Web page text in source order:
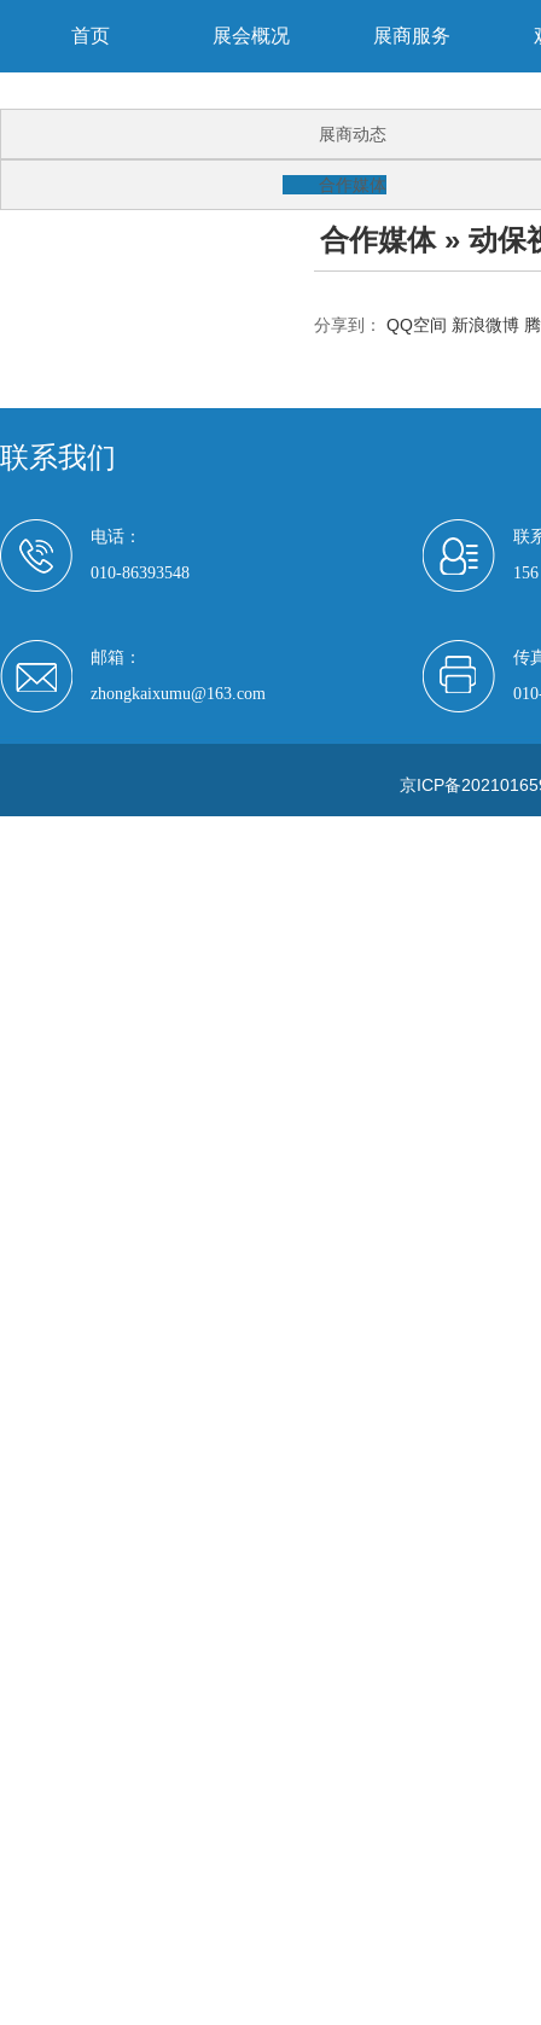
首页 展会概况 展商服务
展商动态
合作媒体
合作媒体» 动保
分享到： QQ空间 新浪微博
联系我们
电话：
010-86393548
联
邮箱：
zhongkaixumu@163.com
传
京ICP备